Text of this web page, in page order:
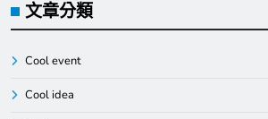
文章分類
Cool event
Cool idea